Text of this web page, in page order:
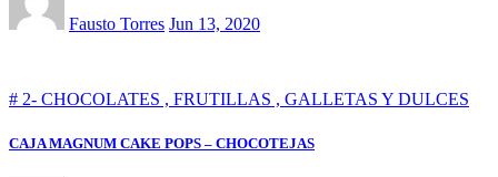
Fausto Torres Jun 13, 2020
# 2- CHOCOLATES , FRUTILLAS , GALLETAS Y DULCES
CAJA MAGNUM CAKE POPS – CHOCOTEJAS